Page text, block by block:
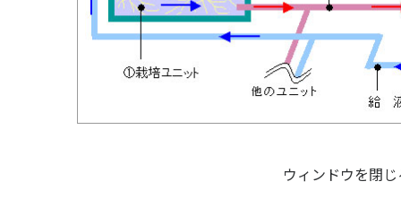
ウィンドウを閉